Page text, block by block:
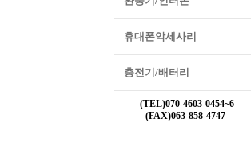
휴대폰악세사리
충전기/배터리
(TEL)070-4603-0454~6
(FAX)063-858-4747